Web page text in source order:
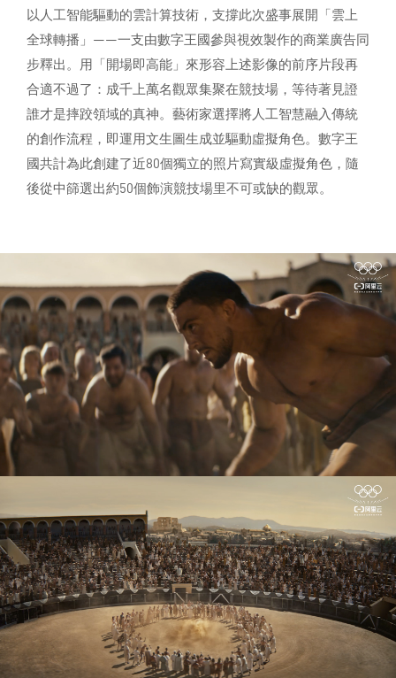
以人工智能驅動的雲計算技術，支撐此次盛事展開「雲上
全球轉播」——一支由數字王國參與視效製作的商業廣告同
步釋出。用「開場即高能」來形容上述影像的前序片段再
合適不過了：成千上萬名觀眾集聚在競技場，等待著見證
誰才是摔跤領域的真神。藝術家選擇將人工智慧融入傳統
的創作流程，即運用文生圖生成並驅動虛擬角色。數字王
國共計為此創建了近80個獨立的照片寫實級虛擬角色，隨
後從中篩選出約50個飾演競技場里不可或缺的觀眾。